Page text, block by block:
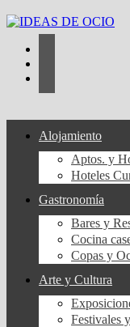
Saltar
al
Alojamiento
Aptos. y
Hoteles
Gastronomía
Bares y
Cocina
Copas y
Arte y Cultura
Festivales